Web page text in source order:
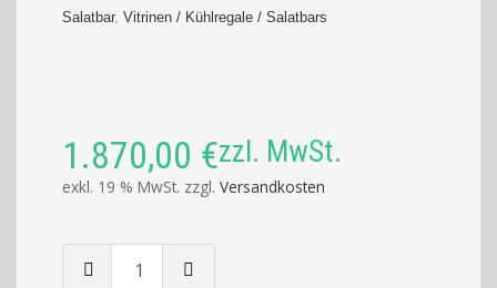
Salatbar, Vitrinen / Kühlregale / Salatbars
1.870,00 €zzl. MwSt.
exkl. 19 % MwSt. zzgl. Versandkosten
von